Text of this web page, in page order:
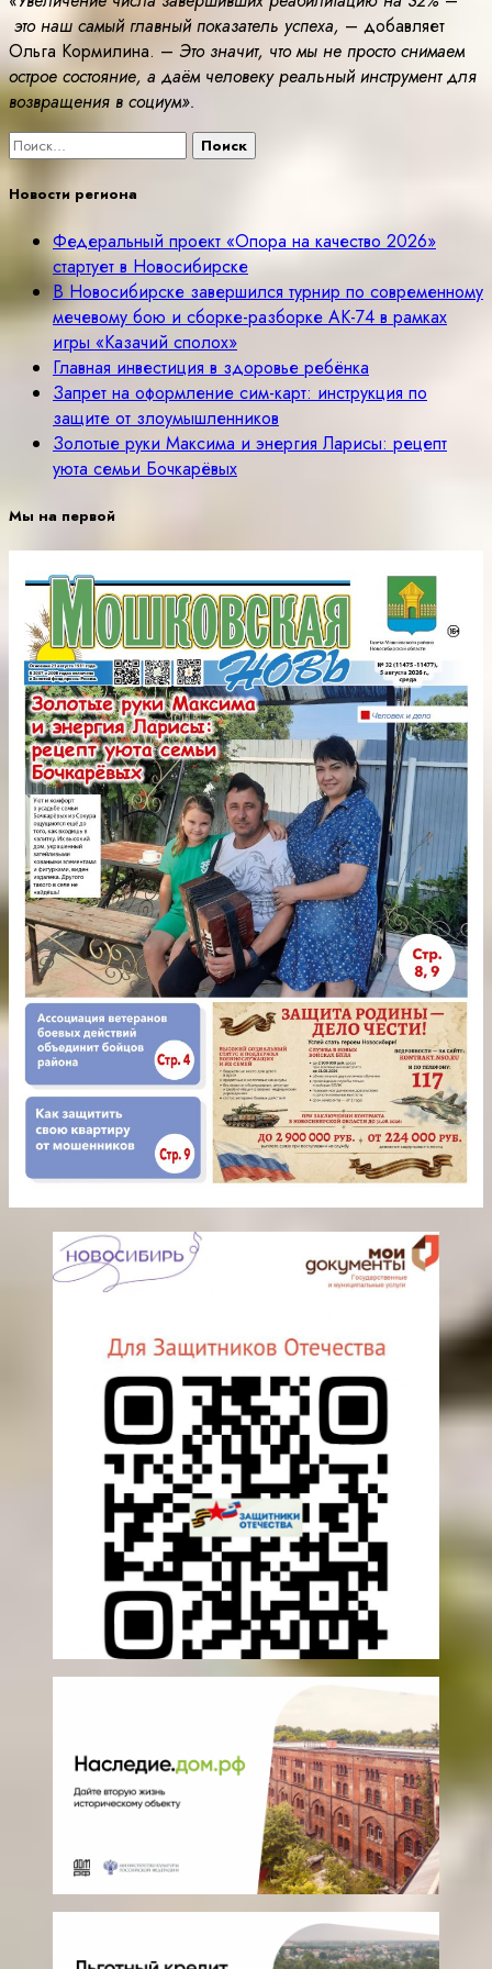
это наш самый главный показатель успеха, – добавляет
Ольга Кормилина. – Это значит, что мы не просто снимаем
острое состояние, а даём человеку реальный инструмент для
возвращения в социум».
Найти:
Новости региона
Федеральный проект «Опора на качество 2026»
стартует в Новосибирске
В Новосибирске завершился турнир по современному
мечевому бою и сборке-разборке АК-74 в рамках
игры «Казачий сполох»
Главная инвестиция в здоровье ребёнка
Запрет на оформление сим-карт: инструкция по
защите от злоумышленников
Золотые руки Максима и энергия Ларисы: рецепт
уюта семьи Бочкарёвых
Мы на первой